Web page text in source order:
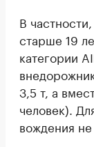
В
старше 19
категории
3,5 т, а
человек).
вождения